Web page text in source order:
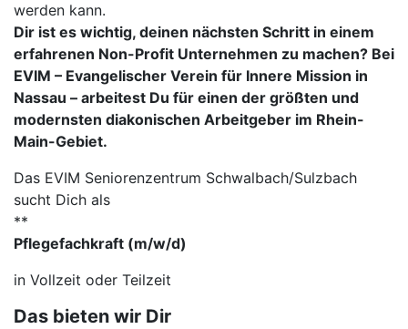
werden kann.
Dir ist es wichtig, deinen nächsten Schritt in einem
erfahrenen Non-Profit Unternehmen zu machen? Bei
EVIM – Evangelischer Verein für Innere Mission in
Nassau – arbeitest Du für einen der größten und
modernsten diakonischen Arbeitgeber im Rhein-
Main-Gebiet.
Das EVIM Seniorenzentrum Schwalbach/Sulzbach
sucht Dich als
**
Pflegefachkraft (m/w/d)
in Vollzeit oder Teilzeit
Das bieten wir Dir